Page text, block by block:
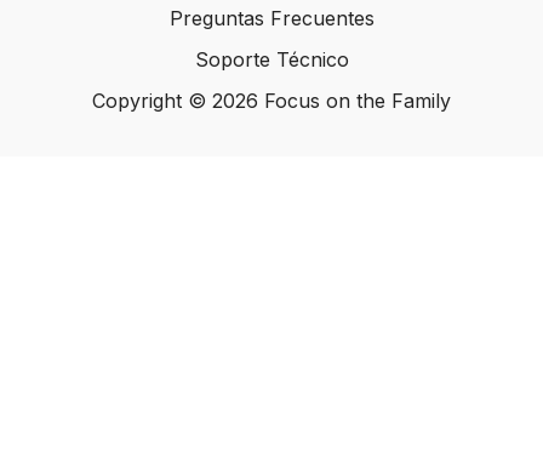
Preguntas Frecuentes
Soporte Técnico
Copyright © 2026 Focus on the Family